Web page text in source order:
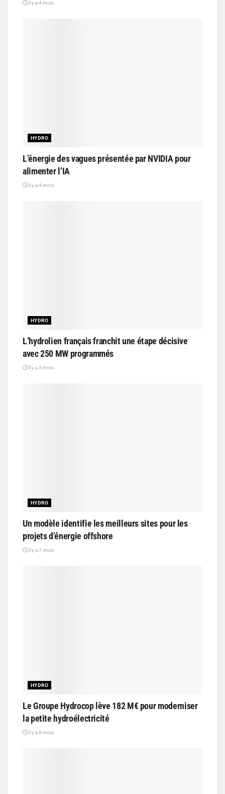
il y a 4 mois
HYDRO
L’énergie des vagues présentée par NVIDIA pour
alimenter l’IA
il y a 4 mois
HYDRO
L’hydrolien français franchit une étape décisive
avec 250 MW programmés
il y a 5 mois
HYDRO
Un modèle identifie les meilleurs sites pour les
projets d’énergie offshore
il y a 7 mois
HYDRO
Le Groupe Hydrocop lève 182 M€ pour moderniser
la petite hydroélectricité
il y a 8 mois